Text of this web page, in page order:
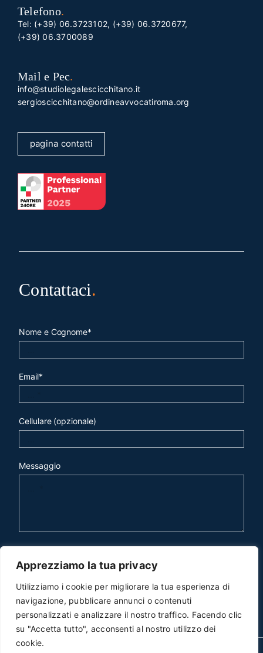
Apprezziamo la tua privacy
Utilizziamo i cookie per migliorare la tua esperienza di
navigazione, pubblicare annunci o contenuti
personalizzati e analizzare il nostro traffico. Facendo clic
su "Accetta tutto", acconsenti al nostro utilizzo dei
cookie.
Telefono.
Tel: (+39) 06.3723102, (+39) 06.3720677,
(+39) 06.3700089
Mail e Pec.
info@studiolegalescicchitano.it
sergioscicchitano@ordineavvocatiroma.org
pagina contatti
Contattaci.
Nome e Cognome*
Email*
Cellulare (opzionale)
Messaggio
invia mail